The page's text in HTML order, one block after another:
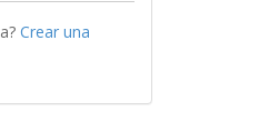
Crear una